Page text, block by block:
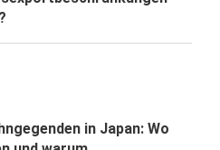
in Japan: Wo